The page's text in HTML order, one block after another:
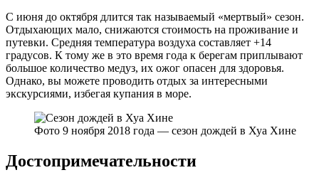
С июня до октября длится так называемый «мертвый» сезон.
Отдыхающих мало, снижаются стоимость на проживание и
путевки. Средняя температура воздуха составляет +14
градусов. К тому же в это время года к берегам приплывают
большое количество медуз, их ожог опасен для здоровья.
Однако, вы можете проводить отдых за интересными
экскурсиями, избегая купания в море.
Фото 9 ноября 2018 года — сезон дождей в Хуа Хине
Достопримечательности